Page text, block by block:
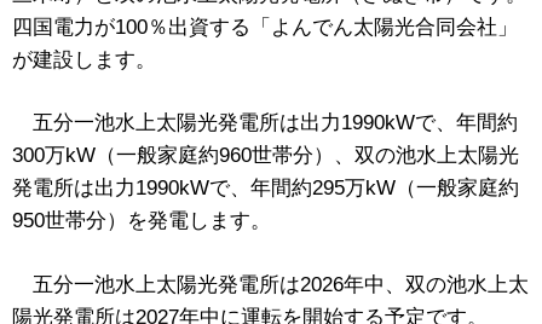
四国電力が100％出資する「よんでん太陽光合同会社」
が建設します。
五分一池水上太陽光発電所は出力1990kWで、年間約
300万kW（一般家庭約960世帯分）、双の池水上太陽光
発電所は出力1990kWで、年間約295万kW（一般家庭約
950世帯分）を発電します。
五分一池水上太陽光発電所は2026年中、双の池水上太
陽光発電所は2027年中に運転を開始する予定です。